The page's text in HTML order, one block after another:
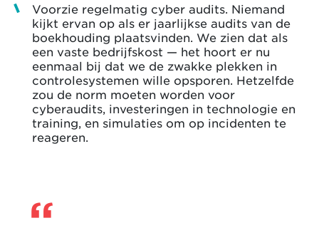
Voorzie regelmatig cyber audits. Niemand
kijkt ervan op als er jaarlijkse audits van de
boekhouding plaatsvinden. We zien dat als
een vaste bedrijfskost — het hoort er nu
eenmaal bij dat we de zwakke plekken in
controlesystemen wille opsporen. Hetzelfde
zou de norm moeten worden voor
cyberaudits, investeringen in technologie en
training, en simulaties om op incidenten te
reageren.